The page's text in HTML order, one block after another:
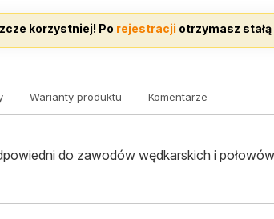
korzystniej! Po rejestracji otrzymasz
Warianty produktu Komentarze
do zawodów wędkarskich i